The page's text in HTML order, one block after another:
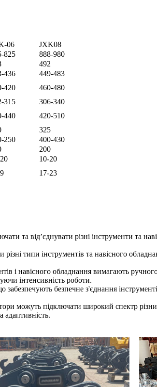
06
JXK08
825
888-980
492
436
449-483
420
460-480
315
306-340
440
420-510
325
250
400-430
200
10-20
17-23
та від’єднувати різні інструменти та
типи інструментів та навісного
і навісного обладнання вимагають
інтенсивність роботи.
безпечне з'єднання
можуть підключати широкий спектр
адаптивність.